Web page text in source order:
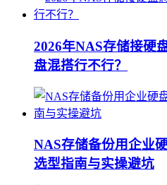
2026年NAS存储接硬
盘混搭行不行？
NAS存储备份用企业
选型指南与实操避坑